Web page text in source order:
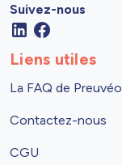
Suivez-nous
Liens utiles
La FAQ de Preuvéo
Contactez-nous
CGU